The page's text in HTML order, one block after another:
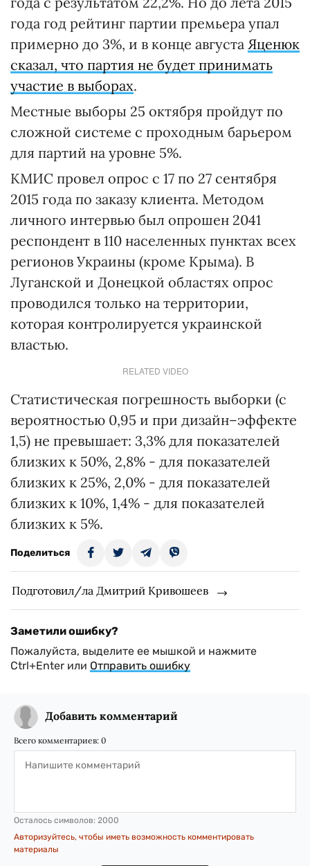
года год рейтинг партии премьера упал
примерно до 3%, и в конце августа Яценюк
сказал, что партия не будет принимать
участие в выборах.
Местные выборы 25 октября пройдут по
сложной системе с проходным барьером
для партий на уровне 5%.
КМИС провел опрос с 17 по 27 сентября
2015 года по заказу клиента. Методом
личного интервью был опрошен 2041
респондент в 110 населенных пунктах всех
регионов Украины (кроме Крыма). В
Луганской и Донецкой областях опрос
проводился только на территории,
которая контролируется украинской
властью.
RELATED VIDEO
Статистическая погрешность выборки (с
вероятностью 0,95 и при дизайн–эффекте
1,5) не превышает: 3,3% для показателей
близких к 50%, 2,8% - для показателей
близких к 25%, 2,0% - для показателей
близких к 10%, 1,4% - для показателей
близких к 5%.
Поделиться
Подготовил/ла Дмитрий Кривошеев
Заметили ошибку?
Пожалуйста, выделите ее мышкой и нажмите
Ctrl+Enter или Отправить ошибку
Добавить комментарий
Всего комментариев: 0
Осталось символов: 2000
Авторизуйтесь, чтобы иметь возможность комментировать
материалы